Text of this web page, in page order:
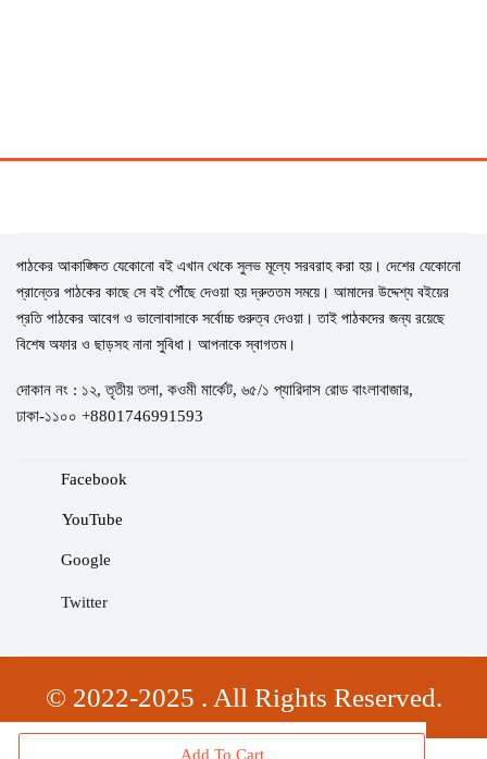
Add To Cart
পাঠকের আকাঙ্ক্ষিত যেকোনো বই এখান থেকে সুলভ মূল্যে সরবরাহ করা হয়। দেশের যেকোনো
প্রান্তের পাঠকের কাছে সে বই পৌঁছে দেওয়া হয় দ্রুততম সময়ে। আমাদের উদ্দেশ্য বইয়ের
প্রতি পাঠকের আবেগ ও ভালোবাসাকে সর্বোচ্চ গুরুত্ব দেওয়া। তাই পাঠকদের জন্য রয়েছে
বিশেষ অফার ও ছাড়সহ নানা সুবিধা। আপনাকে স্বাগতম।
দোকান নং : ১২, তৃতীয় তলা, কওমী মার্কেট, ৬৫/১ প্যারিদাস রোড বাংলাবাজার,
ঢাকা-১১০০ +8801746991593
Facebook
YouTube
Google
Twitter
© 2022-2025 . All Rights Reserved.